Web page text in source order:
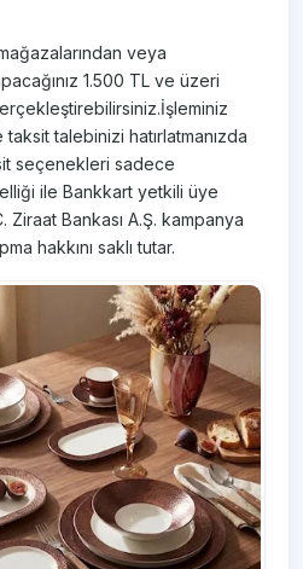
veya
1.500 TL ve üzeri
taksit talebinizi hatırlatmanızda
seçenekleri sadece
ile Bankkart yetkili üye
Bankası A.Ş. kampanya
hakkını saklı tutar.